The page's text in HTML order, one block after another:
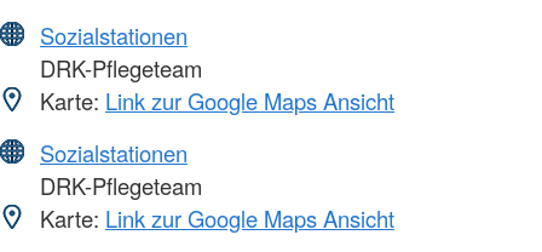
Sozialstationen
DRK-Pflegeteam
Karte: Link zur Google Maps Ansicht
Sozialstationen
DRK-Pflegeteam
Karte: Link zur Google Maps Ansicht